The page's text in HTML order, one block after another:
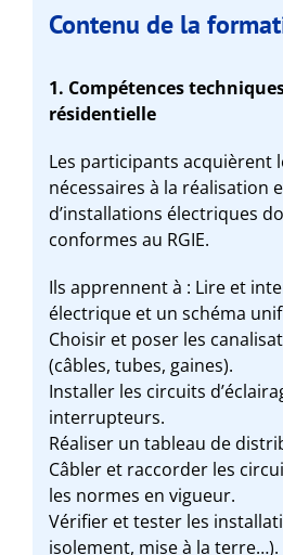
Contenu de la
1. Compétences
résidentielle
Les participants acquièrent
nécessaires à la réalisation
d’installations électriques
conformes au RGIE.
Ils apprennent à : Lire et
électrique et un schéma
Choisir et poser les
(câbles, tubes, gaines).
Installer les circuits
interrupteurs.
Réaliser un tableau de
Câbler et raccorder les
les normes en vigueur.
Vérifier et tester les
isolement, mise à la terre…).